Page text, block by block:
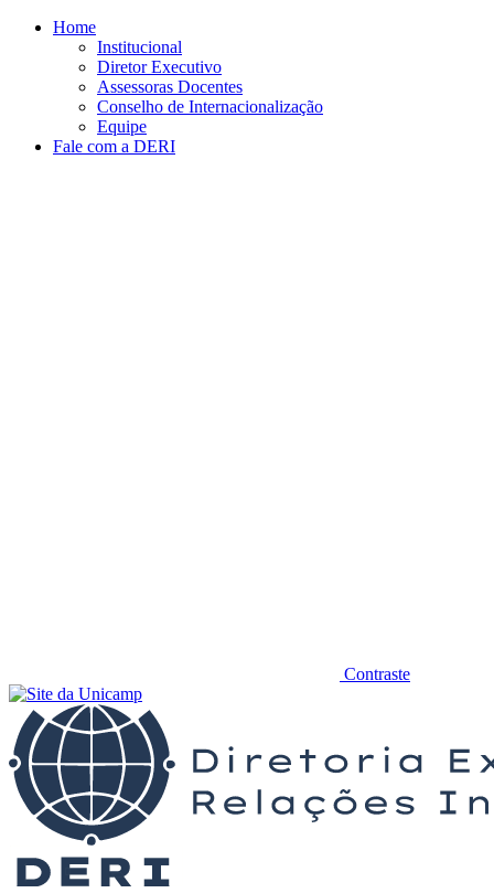
Conteúdo principal
Home
Institucional
Diretor Executivo
Assessoras Docentes
Conselho de Internacionalização
Equipe
Fale com a DERI
Contraste